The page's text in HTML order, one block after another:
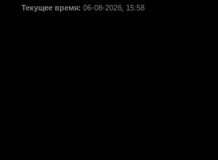
Текущее время: 06-08-2026, 15:58